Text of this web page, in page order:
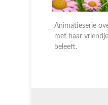
Animatieserie
met haar
beleeft.